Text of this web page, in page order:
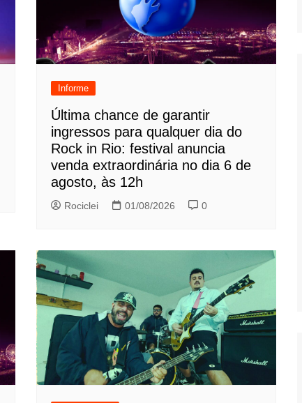
Informe
Última chance de garantir
ingressos para qualquer dia do
Rock in Rio: festival anuncia
venda extraordinária no dia 6 de
agosto, às 12h
Rociclei 01/08/2026 0